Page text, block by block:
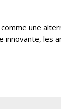
une
innovante,